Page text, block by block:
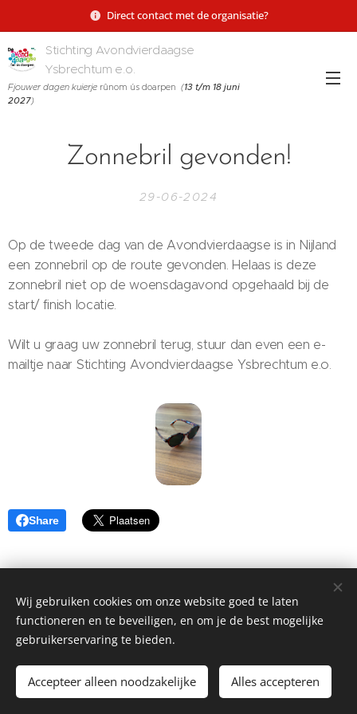
Direct contact met de organisatie?
Stichting Avondvierdaagse
Ysbrechtum e.o.
Fjouwer dagen kuierje rûnom ús doarpen (13 t/m 18 juni
2027)
Zonnebril gevonden!
29-06-2024
Op de tweede dag van de Avondvierdaagse is in Nijland
een zonnebril op de route gevonden. Helaas is deze
zonnebril niet op de woensdagavond opgehaald bij de
start/ finish locatie.
Wilt u graag uw zonnebril terug, stuur dan even een e-
mailtje naar Stichting Avondvierdaagse Ysbrechtum e.o.
Share
©2026 Stichting Avondvierdaagse Ysbrechtum e.o. - Alle rechten
voorbehouden -
maken -
informatie: info@avondvierdaagseysbrechtum.nl Cookies
Wij gebruiken cookies om onze website goed te laten
functioneren en te beveiligen, en om je de best mogelijke
gebruikerservaring te bieden.
Accepteer alleen noodzakelijke Alles accepteren